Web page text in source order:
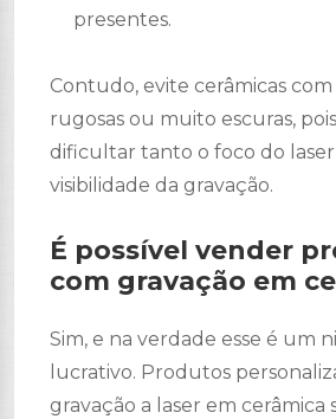
presentes.
Contudo, evite cerâmicas
rugosas ou muito escuras,
dificultar tanto o foco do
visibilidade da gravação.
É possível vender
com gravação em
Sim, e na verdade esse é um
lucrativo. Produtos
gravação a laser em cerâmica